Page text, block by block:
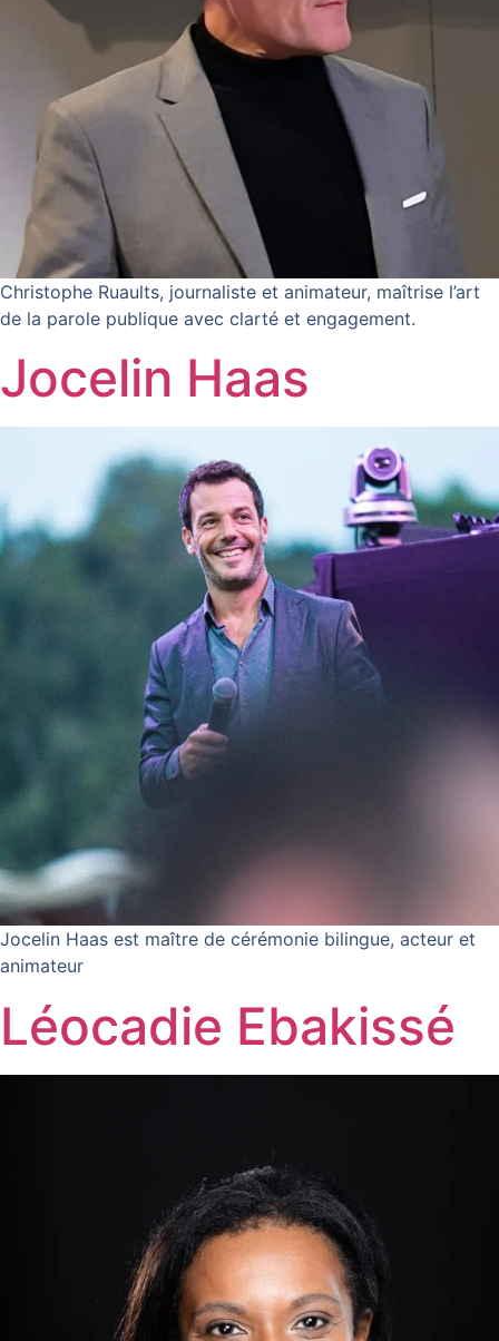
Christophe Ruaults, journaliste et animateur, maîtrise l’art
de la parole publique avec clarté et engagement.
Jocelin Haas
Jocelin Haas est maître de cérémonie bilingue, acteur et
animateur
Léocadie Ebakissé